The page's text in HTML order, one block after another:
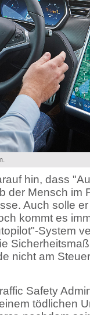
hin, dass
der Mensch im
Auch solle
kommt es
System
nicht am
Safety
tödlichen